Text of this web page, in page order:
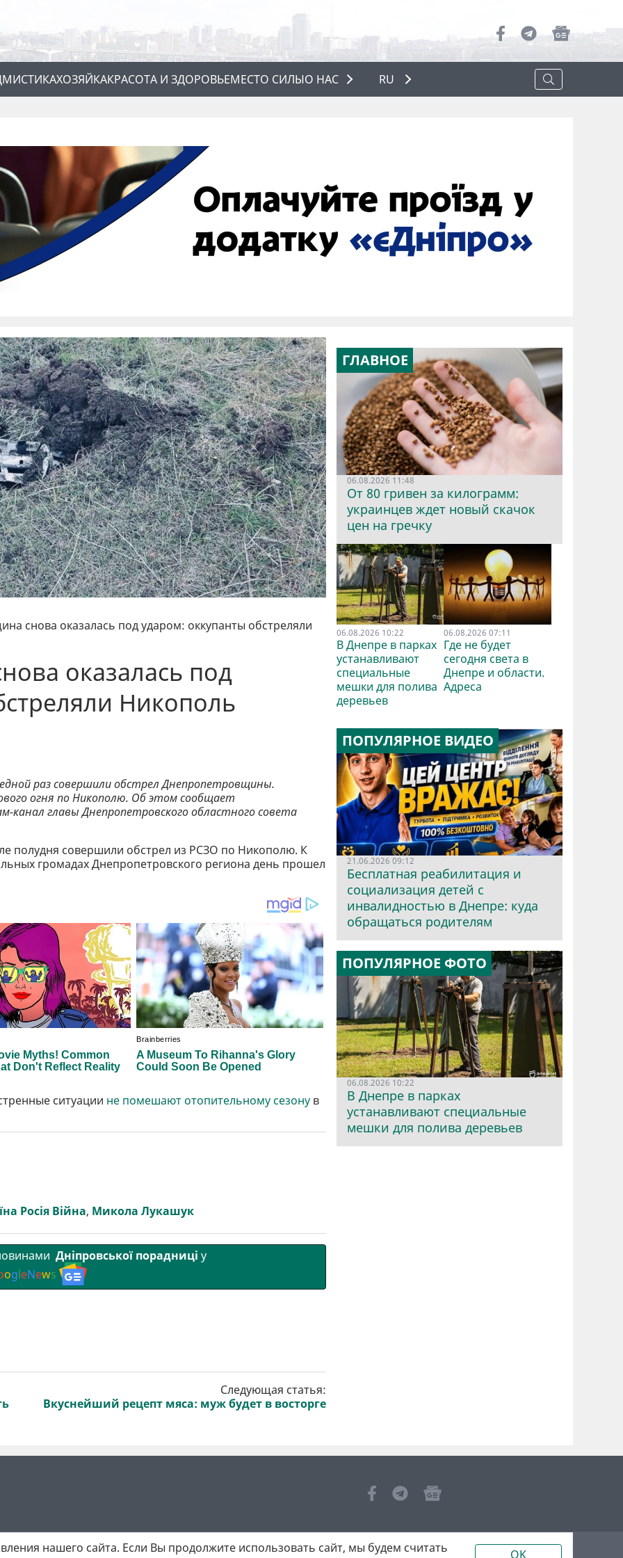
МИСТИКАХОЗЯЙКАКРАСОТА И ЗДОРОВЬЕМЕСТО СИЛЫО НАС
RU
снова оказалась под ударом: оккупанты обстреляли
оказалась под
Никополь
раз совершили обстрел Днепропетровщины.
огня по Никополю. Об этом сообщает
канал главы Днепропетровского областного совета
полудня совершили обстрел из РСЗО по Никополю. К
громадах Днепропетровского региона день прошел
ситуации не помешают отопительному сезону в
Росія Війна, Микола Лукашук
Дніпровської порадниці у
ogleNews
Следующая статья:
Вкуснейший рецепт мяса: муж будет в восторге
ГЛАВНОЕ
06.08.2026 11:48
От 80 гривен за килограмм:
украинцев ждет новый скачок
цен на гречку
06.08.2026 10:22
В Днепре в парках
устанавливают
специальные
мешки для полива
деревьев
06.08.2026 07:11
Где не будет
сегодня света в
Днепре и области.
Адреса
ПОПУЛЯРНОЕ ВИДЕО
21.06.2026 09:12
Бесплатная реабилитация и
социализация детей с
инвалидностью в Днепре: куда
обращаться родителям
ПОПУЛЯРНОЕ ФОТО
06.08.2026 10:22
В Днепре в парках
устанавливают специальные
мешки для полива деревьев
нашего сайта. Если Вы продолжите использовать сайт, мы будем считать
OK